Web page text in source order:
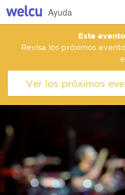
Ayuda
Este
Revisa los próximos
Ver los próximos